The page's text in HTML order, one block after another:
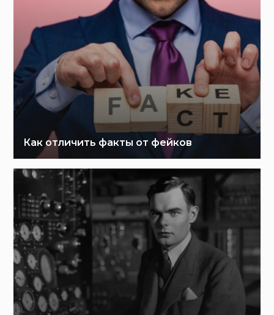
Как отличить факты от фейков